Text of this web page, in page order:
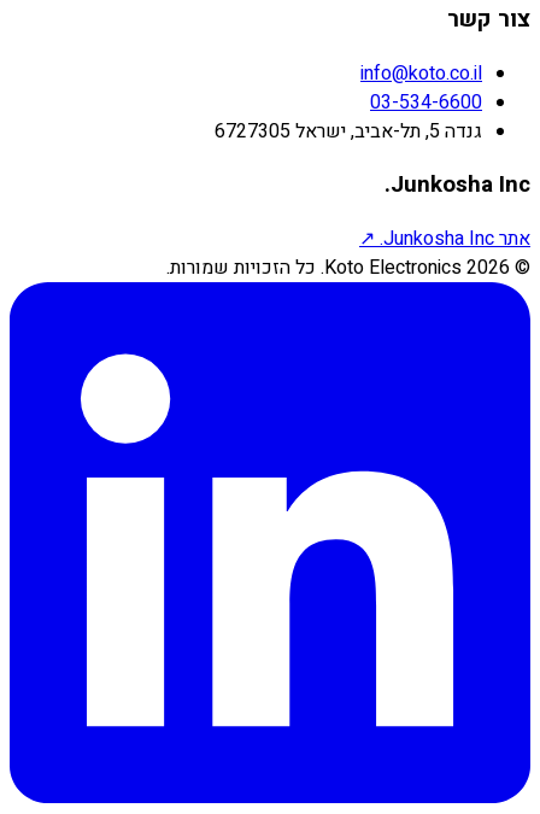
צור קשר
info@koto.co.il
03-534-6600
גנדה 5, תל-אביב, ישראל 6727305
Junkosha Inc.
אתר Junkosha Inc.
↗
©
2026 כל הזכויות שמורות.